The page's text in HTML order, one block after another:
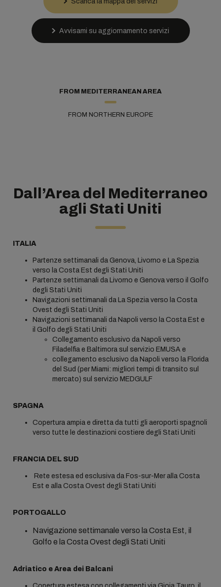
Avvisami su aggiornamento servizi
FROM MEDITERRANEAN AREA
FROM NORTHERN EUROPE
Dall’Area del Mediterraneo
agli Stati Uniti
ITALIA
Partenze settimanali da Genova, Livorno e La Spezia
verso la Costa Est degli Stati Uniti
Partenze settimanali da Livorno e Genova verso il Golfo
degli Stati Uniti
Navigazioni settimanali da La Spezia verso la Costa
Ovest degli Stati Uniti
Navigazioni settimanali da Napoli verso la Costa Est e
il Golfo degli Stati Uniti
Collegamento esclusivo da Napoli verso
Filadelfia e Baltimora sul servizio EMUSA e
collegamento esclusivo da Napoli verso la Florida
del Sud (per Miami: migliori tempi di transito sul
mercato) sul servizio MEDGULF
SPAGNA
Copertura ampia e diretta da tutti gli aeroporti spagnoli
verso tutte le destinazioni costiere degli Stati Uniti
FRANCIA DEL SUD
Rete estesa ed esclusiva da Fos-sur-Mer alla Costa
Est e alla Costa Ovest degli Stati Uniti
PORTOGALLO
Navigazione settimanale verso la Costa Est, il
Golfo e la Costa Ovest degli Stati Uniti
Adriatico e Area dei Balcani